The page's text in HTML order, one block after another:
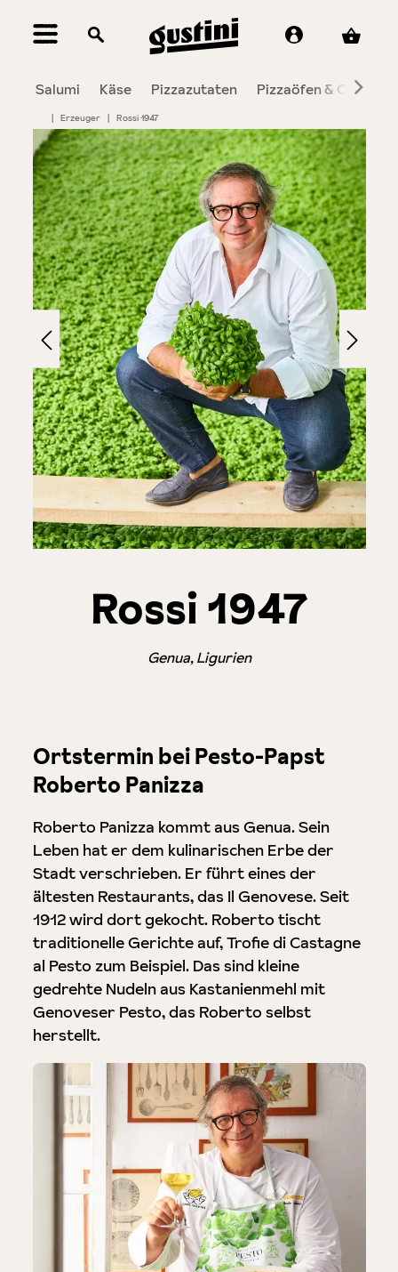
springen
Salumi Käse Pizzazutaten Pizzaöfen & Co.
| Erzeuger | Rossi 1947
Bildergalerie überspringen
Rossi 1947
Genua, Ligurien
Ortstermin bei Pesto-Papst
Roberto Panizza
Roberto Panizza kommt aus Genua. Sein
Leben hat er dem kulinarischen Erbe der
Stadt verschrieben. Er führt eines der
ältesten Restaurants, das Il Genovese. Seit
1912 wird dort gekocht. Roberto tischt
traditionelle Gerichte auf, Trofie di Castagne
al Pesto zum Beispiel. Das sind kleine
gedrehte Nudeln aus Kastanienmehl mit
Genoveser Pesto, das Roberto selbst
herstellt.